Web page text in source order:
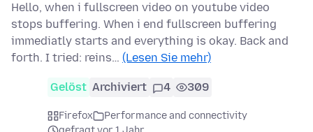
Hello, when i fullscreen video on youtube video
stops buffering. When i end fullscreen buffering
immediatly starts and everything is okay. Back and
forth. I tried: reins… (Lesen Sie mehr)
Gelöst Archiviert 4 309
Firefox
Performance and connectivity